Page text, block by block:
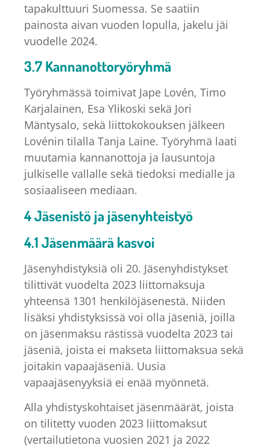
tapakulttuuri Suomessa. Se saatiin
painosta aivan vuoden lopulla, jakelu jäi
vuodelle 2024.
3.7 Kannanottoryöryhmä
Työryhmässä toimivat Jape Lovén, Timo
Karjalainen, Esa Ylikoski sekä Jori
Mäntysalo, sekä liittokokouksen jälkeen
Lovénin tilalla Tanja Laine. Työryhmä laati
muutamia kannanottoja ja lausuntoja
julkiselle vallalle sekä tiedoksi medialle ja
sosiaaliseen mediaan.
4 Jäsenistö ja jäsenyhteistyö
4.1 Jäsenmäärä kasvoi
Jäsenyhdistyksiä oli 20. Jäsenyhdistykset
tilittivät vuodelta 2023 liittomaksuja
yhteensä 1301 henkilöjäsenestä. Niiden
lisäksi yhdistyksissä voi olla jäseniä, joilla
on jäsenmaksu rästissä vuodelta 2023 tai
jäseniä, joista ei makseta liittomaksua sekä
joitakin vapaajäseniä. Uusia
vapaajäsenyyksiä ei enää myönnetä.
Alla yhdistyskohtaiset jäsenmäärät, joista
on tilitetty vuoden 2023 liittomaksut
(vertailutietona vuosien 2021 ja 2022